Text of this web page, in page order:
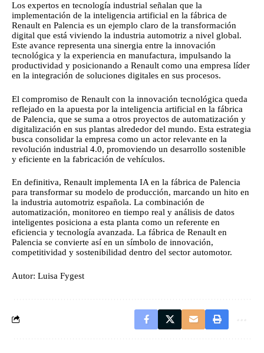
Los expertos en tecnología industrial señalan que la
implementación de la inteligencia artificial en la fábrica de
Renault en Palencia es un ejemplo claro de la transformación
digital que está viviendo la industria automotriz a nivel global.
Este avance representa una sinergia entre la innovación
tecnológica y la experiencia en manufactura, impulsando la
productividad y posicionando a Renault como una empresa líder
en la integración de soluciones digitales en sus procesos.
El compromiso de Renault con la innovación tecnológica queda
reflejado en la apuesta por la inteligencia artificial en la fábrica
de Palencia, que se suma a otros proyectos de automatización y
digitalización en sus plantas alrededor del mundo. Esta estrategia
busca consolidar la empresa como un actor relevante en la
revolución industrial 4.0, promoviendo un desarrollo sostenible
y eficiente en la fabricación de vehículos.
En definitiva, Renault implementa IA en la fábrica de Palencia
para transformar su modelo de producción, marcando un hito en
la industria automotriz española. La combinación de
automatización, monitoreo en tiempo real y análisis de datos
inteligentes posiciona a esta planta como un referente en
eficiencia y tecnología avanzada. La fábrica de Renault en
Palencia se convierte así en un símbolo de innovación,
competitividad y sostenibilidad dentro del sector automotor.
Autor: Luisa Fygest